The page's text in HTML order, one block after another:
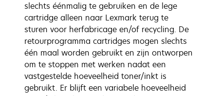
slechts éénmalig te gebruiken en de lege
cartridge alleen naar Lexmark terug te
sturen voor herfabricage en/of recycling. De
retourprogramma cartridges mogen slechts
één maal worden gebruikt en zijn ontworpen
om te stoppen met werken nadat een
vastgestelde hoeveelheid toner/inkt is
gebruikt. Er blijft een variabele hoeveelheid